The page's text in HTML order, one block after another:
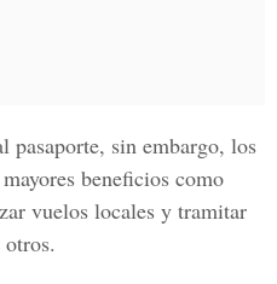
pasaporte, sin embargo, los
beneficios como
vuelos locales y tramitar